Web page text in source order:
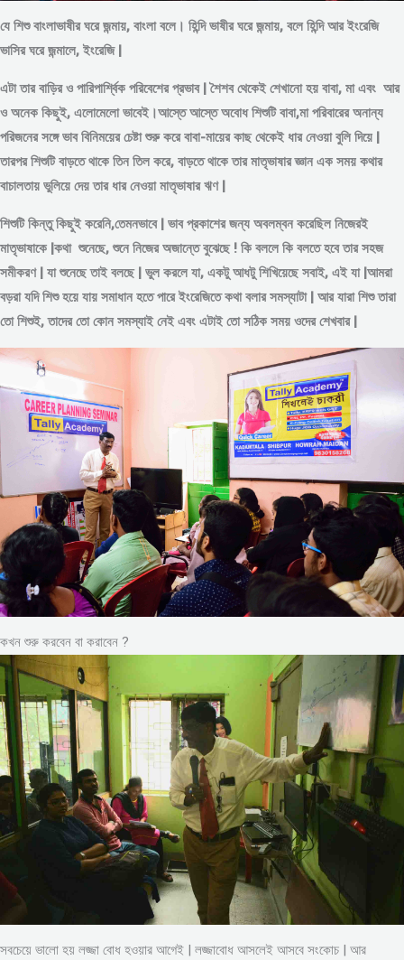
যে শিশু বাংলাভাষীর ঘরে জন্মায়, বাংলা বলে। হিন্দি ভাষীর ঘরে জন্মায়, বলে হিন্দি আর ইংরেজি
ভাসির ঘরে জন্মালে, ইংরেজি |
এটা তার বাড়ির ও পারিপার্শ্বিক পরিবেশের প্রভাব | শৈশব থেকেই শেখানো হয় বাবা, মা এবং আর
ও অনেক কিছুই, এলোমেলো ভাবেই।আস্তে আস্তে অবোধ শিশুটি বাবা,মা পরিবারের অনান্য
পরিজনের সঙ্গে ভাব বিনিময়ের চেষ্টা শুরু করে বাবা-মায়ের কাছ থেকেই ধার নেওয়া বুলি দিয়ে |
তারপর শিশুটি বাড়তে থাকে তিন তিল করে, বাড়তে থাকে তার মাতৃভাষার জ্ঞান এক সময় কথার
বাচালতায় ভুলিয়ে দেয় তার ধার নেওয়া মাতৃভাষার ঋণ |
শিশুটি কিন্তু কিছুই করেনি,তেমনভাবে | ভাব প্রকাশের জন্য অবলম্বন করেছিল নিজেরই
মাতৃভাষাকে |কথা শুনেছে, শুনে নিজের অজান্তে বুঝেছে ! কি বললে কি বলতে হবে তার সহজ
সমীকরণ | যা শুনেছে তাই বলছে | ভুল করলে যা, একটু আধটু শিখিয়েছে সবাই, এই যা |আমরা
বড়রা যদি শিশু হয়ে যায় সমাধান হতে পারে ইংরেজিতে কথা বলার সমস্যাটা | আর যারা শিশু তারা
তো শিশুই, তাদের তো কোন সমস্যাই নেই এবং এটাই তো সঠিক সময় ওদের শেখবার |
কখন শুরু করবেন বা করাবেন ?
সবচেয়ে ভালো হয় লজ্জা বোধ হওয়ার আগেই | লজ্জাবোধ আসলেই আসবে সংকোচ | আর